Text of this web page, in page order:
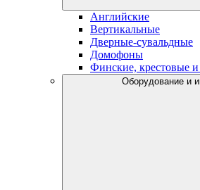
Английские
Вертикальные
Дверные-сувальдные
Домофоны
Финские, крестовые
Оборудование и